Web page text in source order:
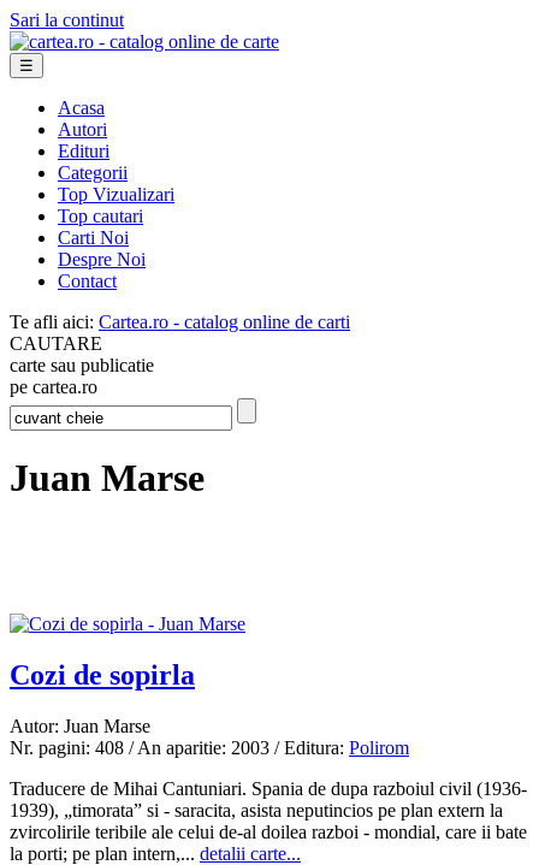
Sari la continut
☰
Acasa
Autori
Edituri
Categorii
Top Vizualizari
Top cautari
Carti Noi
Despre Noi
Contact
Te afli aici: Cartea.ro - catalog online de carti
CAUTARE
carte sau publicatie
pe cartea.ro
Juan Marse
Cozi de sopirla
Autor: Juan Marse
Nr. pagini: 408 / An aparitie: 2003 / Editura: Polirom
Traducere de Mihai Cantuniari. Spania de dupa razboiul civil (1936-
1939), „timorata” si - saracita, asista neputincios pe plan extern la
zvircolirile teribile ale celui de-al doilea razboi - mondial, care ii bate
la porti; pe plan intern,... detalii carte...